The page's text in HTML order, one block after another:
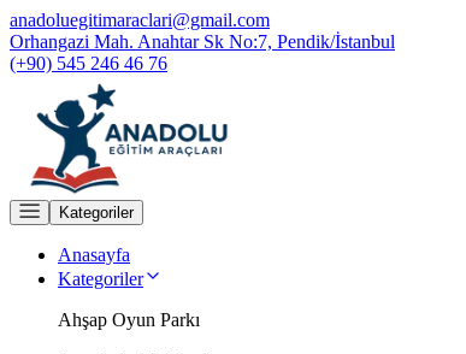
anadoluegitimaraclari@gmail.com
Orhangazi Mah. Anahtar Sk No:7, Pendik/İstanbul
(+90) 545 246 46 76
Kategoriler
Anasayfa
Kategoriler
Ahşap Oyun Parkı